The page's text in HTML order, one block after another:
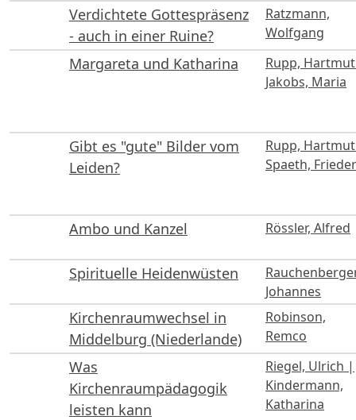
Verdichtete Gottespräsenz
- auch in einer Ruine?
Ratzmann,
Wolfgang
Margareta und Katharina
Rupp,
Jakobs, Maria
Gibt es "gute" Bilder vom
Leiden?
Rupp,
Spaeth, Frieder
Ambo und Kanzel Rössler, Alfred
Spirituelle Heidenwüsten
Johannes
Kirchenraumwechsel in
Middelburg (Niederlande)
Robinson,
Remco
Was
Kirchenraumpädagogik
leisten kann
Riegel, Ulrich |
Kindermann,
Katharina